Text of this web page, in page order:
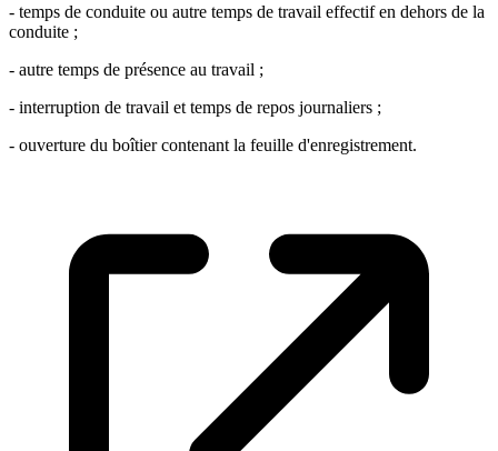
- temps de conduite ou autre temps de travail effectif en dehors de la
conduite ;
- autre temps de présence au travail ;
- interruption de travail et temps de repos journaliers ;
- ouverture du boîtier contenant la feuille d'enregistrement.